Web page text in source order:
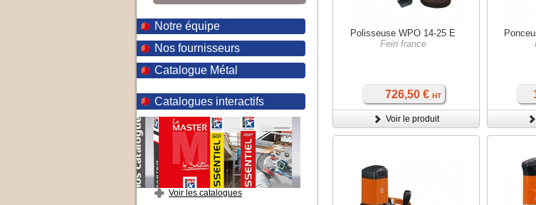
Notre équipe
Nos fournisseurs
Catalogue Métal
Catalogues interactifs
Voir les catalogues
Polisseuse WPO 14-25 E
Fein france
726,50 € HT
Voir le produit